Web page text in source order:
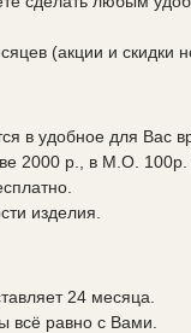
(акции и скидки
в удобное для Вас
2000 р., в М.О.
изделия.
24 месяца.
всё равно с Вами.